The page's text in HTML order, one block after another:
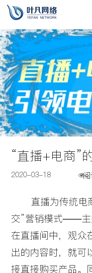
“直播+电商”
2020-03-18
直播为传统电
交”营销模式——主
在直播间中，观众
出的内容时，就可
接直接购买产品。